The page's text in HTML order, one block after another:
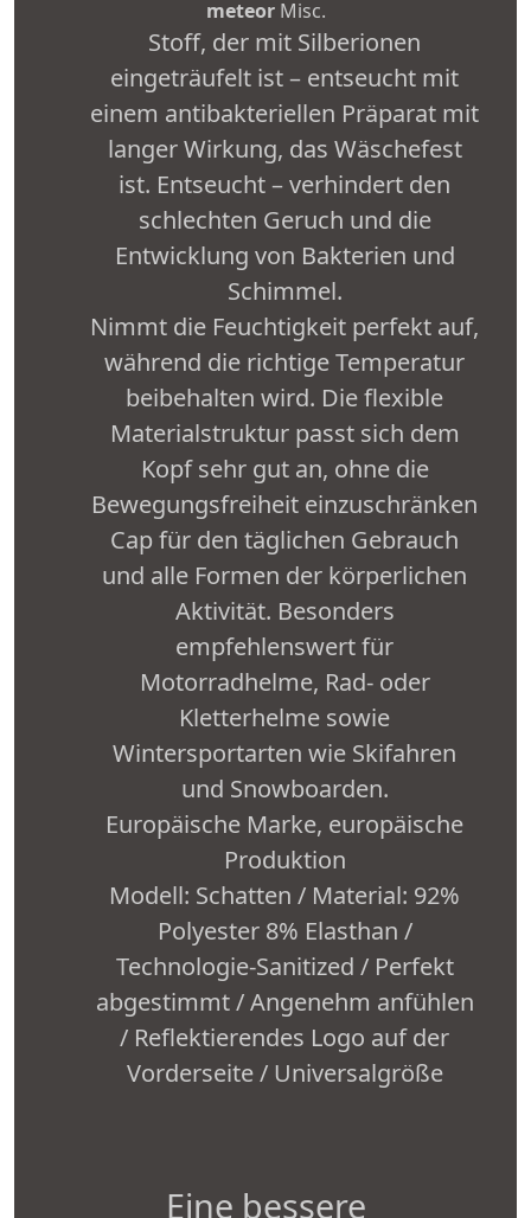
meteorMisc.
Stoff, der mit Silberionen
eingeträufelt ist – entseucht mit
einem antibakteriellen Präparat mit
langer Wirkung, das Wäschefest
ist. Entseucht – verhindert den
schlechten Geruch und die
Entwicklung von Bakterien und
Schimmel.
Nimmt die Feuchtigkeit perfekt auf,
während die richtige Temperatur
beibehalten wird. Die flexible
Materialstruktur passt sich dem
Kopf sehr gut an, ohne die
Bewegungsfreiheit einzuschränken
Cap für den täglichen Gebrauch
und alle Formen der körperlichen
Aktivität. Besonders
empfehlenswert für
Motorradhelme, Rad- oder
Kletterhelme sowie
Wintersportarten wie Skifahren
und Snowboarden.
Europäische Marke, europäische
Produktion
Modell: Schatten / Material: 92%
Polyester 8% Elasthan /
Technologie-Sanitized / Perfekt
abgestimmt / Angenehm anfühlen
/ Reflektierendes Logo auf der
Vorderseite / Universalgröße
Eine bessere